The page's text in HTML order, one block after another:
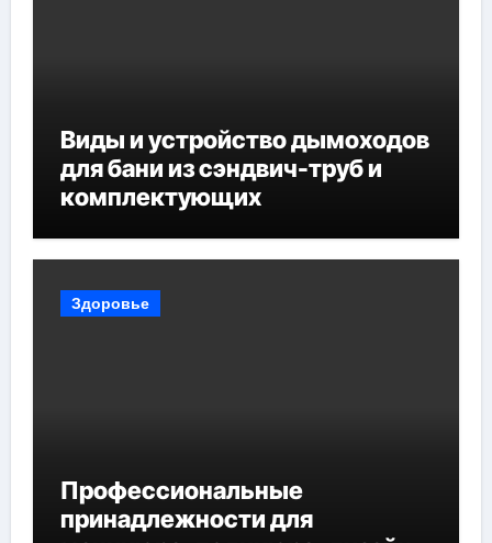
Виды и устройство дымоходов
для бани из сэндвич-труб и
комплектующих
Здоровье
Профессиональные
принадлежности для